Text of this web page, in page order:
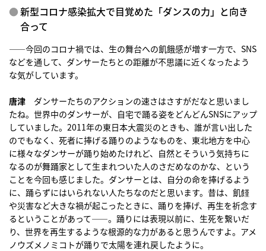
新型コロナ感染拡大で目覚めた「ダンスの力」と向き
合って
――今回のコロナ禍では、生の舞台への飢餓感が増す一方で、SNS
などを通して、ダンサーたちとの距離が不思議に近くなったよう
な気がしています。
唐津 ダンサーたちのアクションの速さはさすがだなと思いまし
たね。世界中のダンサーが、自宅で踊る姿をどんどんSNSにアップ
していました。2011年の東日本大震災のときも、誰が言い出した
のでもなく、死者に捧げる踊りのようなものを、東北地方を中心
に様々なダンサーが踊り始めたけれど、自然とそういう気持ちに
なるのが舞踊家として生まれついた人のさだめなのかな、という
ことを今回も感じました。ダンサーとは、自分の命を捧げるよう
に、踊らずにはいられない人たちなのだと思います。昔は、飢饉
や災害など大きな禍が起こったときに、踊りを捧げ、再生を祈念す
るということがあって――。踊りには表現以前に、生死を繋いだ
り、世界を再生するような根源的な力があると思うんですよ。アメ
ノウズメノミコトが踊りで太陽を連れ戻したように。